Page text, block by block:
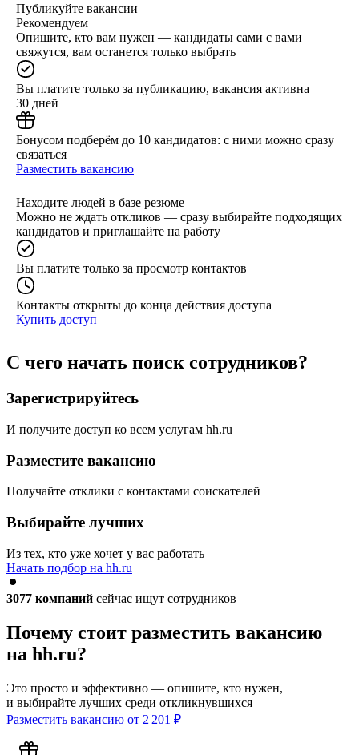
Публикуйте вакансии
Рекомендуем
Опишите, кто вам нужен — кандидаты сами с вами
свяжутся, вам останется только выбрать
Вы платите только за публикацию, вакансия активна
30 дней
Бонусом подберём до 10 кандидатов: с ними можно сразу
связаться
Разместить вакансию
Находите людей в базе резюме
Можно не ждать откликов — сразу выбирайте подходящих
кандидатов и приглашайте на работу
Вы платите только за просмотр контактов
Контакты открыты до конца действия доступа
Купить доступ
С чего начать поиск сотрудников?
Зарегистрируйтесь
И получите доступ ко всем услугам hh.ru
Разместите вакансию
Получайте отклики с контактами соискателей
Выбирайте лучших
Из тех, кто уже хочет у вас работать
Начать подбор на hh.ru
3077 компаний сейчас ищут сотрудников
Почему стоит разместить вакансию
на hh.ru?
Это просто и эффективно — опишите, кто нужен,
и выбирайте лучших среди откликнувшихся
Разместить вакансию от 2 201 ₽